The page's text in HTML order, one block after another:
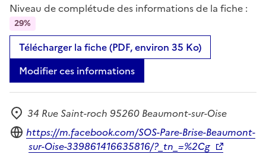
Niveau de complétude des informations de la fiche :
29%
Télécharger la fiche (PDF, environ 35 Ko)
Modifier ces informations
Adresse
34 Rue Saint-roch 95260 Beaumont-sur-Oise
Site internet
https://m.facebook.com/SOS-Pare-Brise-Beaumont-
sur-Oise-339861416635816/?_tn_=%2Cg